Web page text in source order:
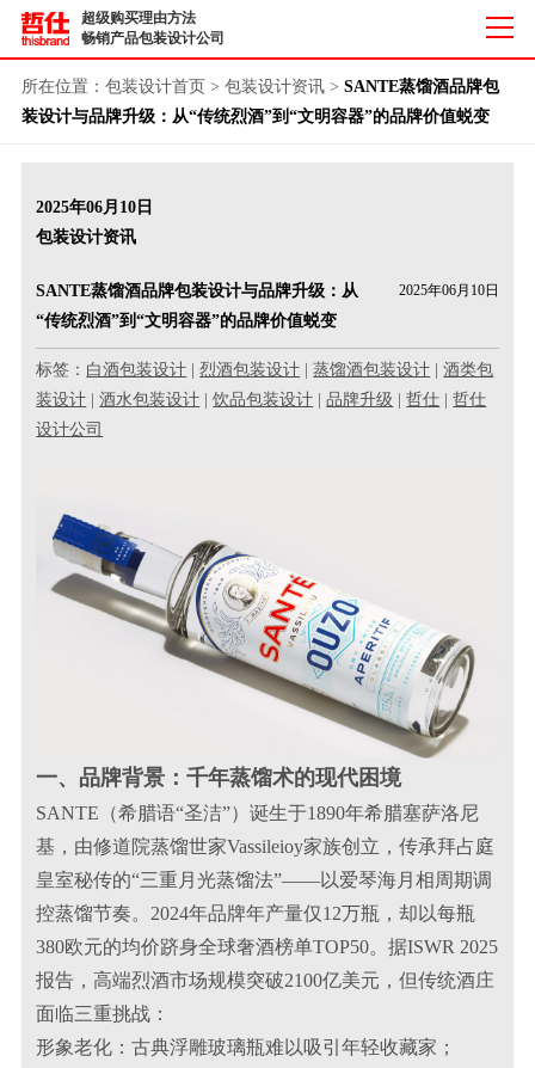
超级购买理由方法
畅销产品包装设计公司
所在位置： 包装设计首页 > 包装设计资讯> SANTE蒸馏酒品牌包
装设计与品牌升级：从“传统烈酒”到“文明容器”的品牌价值蜕变
2025年06月10日
包装设计资讯
SANTE蒸馏酒品牌包装设计与品牌升级：从
“传统烈酒”到“文明容器”的品牌价值蜕变
2025年06月10日
标签： 白酒包装设计 |烈酒包装设计 |蒸馏酒包装设计 |酒类包
装设计 |酒水包装设计 |饮品包装设计 |品牌升级 |哲仕 |哲仕
设计公司
一、品牌背景：千年蒸馏术的现代困境
SANTE（希腊语“圣洁”）诞生于1890年希腊塞萨洛尼
基，由修道院蒸馏世家Vassileioy家族创立，传承拜占庭
皇室秘传的“三重月光蒸馏法”——以爱琴海月相周期调
控蒸馏节奏。2024年品牌年产量仅12万瓶，却以每瓶
380欧元的均价跻身全球奢酒榜单TOP50。据ISWR 2025
报告，高端烈酒市场规模突破2100亿美元，但传统酒庄
面临三重挑战：
形象老化：古典浮雕玻璃瓶难以吸引年轻收藏家；